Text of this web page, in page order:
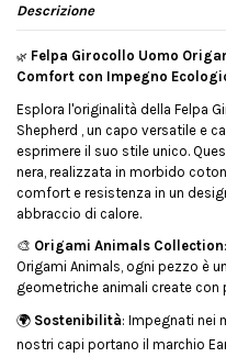
Descrizione
🌿 Felpa Girocollo Uomo
Comfort con Impegno
Esplora l'originalità della Felpa
Shepherd , un capo versatile e
esprimere il suo stile unico.
nera, realizzata in morbido
comfort e resistenza in un
abbraccio di calore.
🎨 Origami Animals Collection
Origami Animals, ogni pezzo è
geometriche animali create con
🌍 Sostenibilità: Impegnati nei
nostri capi portano il marchio